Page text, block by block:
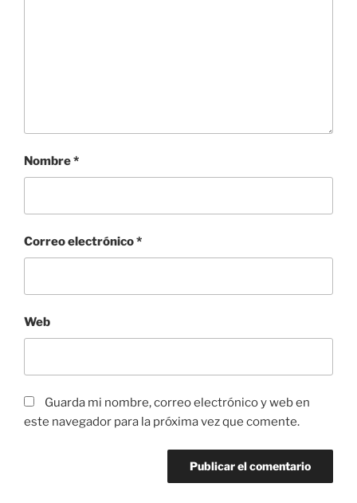
Nombre*
Correo electrónico*
Web
Guarda mi nombre, correo electrónico y web en
este navegador para la próxima vez que comente.